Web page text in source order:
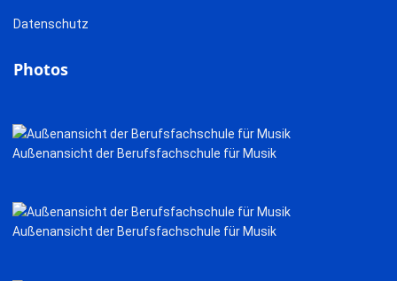
Datenschutz
Photos
Außenansicht der Berufsfachschule für Musik
Außenansicht der Berufsfachschule für Musik